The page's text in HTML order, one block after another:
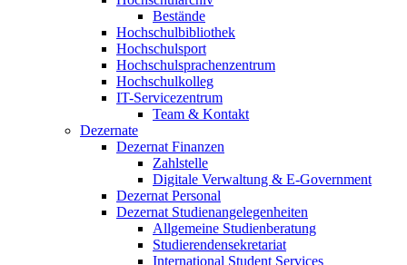
Bestände
Hochschulbibliothek
Hochschulsport
Hochschulsprachenzentrum
Hochschulkolleg
IT-Servicezentrum
Team & Kontakt
Dezernate
Dezernat Finanzen
Zahlstelle
Digitale Verwaltung & E-Government
Dezernat Personal
Dezernat Studienangelegenheiten
Allgemeine Studienberatung
Studierendensekretariat
International Student Services